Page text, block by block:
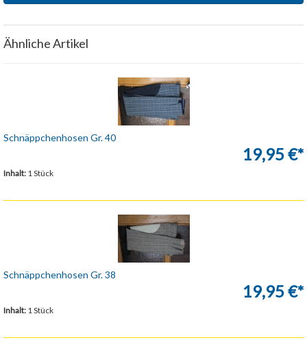
Ähnliche Artikel
Schnäppchenhosen Gr. 40
19,95 €*
Inhalt: 1 Stück
Schnäppchenhosen Gr. 38
19,95 €*
Inhalt: 1 Stück